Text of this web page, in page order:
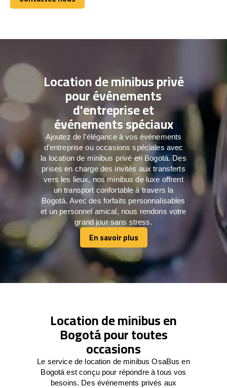
Contactez nous
Location de minibus privé
pour événements
d'entreprise et
événements spéciaux
Ajoutez de l’élégance à vos événements
d’entreprise ou occasions spéciales avec
la location de minibus privé en Bogotá. Des
prises en charge des invités aux transferts
vers les lieux, nos minibus de luxe offrent
un transport confortable à travers la
Bogotá. Avec des forfaits personnalisables
et un personnel amical, nous rendons votre
grand jour sans stress.
En savoir plus
En savoir plus
Location de minibus en
Bogotá pour toutes
occasions
Le service de location de minibus OsaBus en
Bogotá est conçu pour répondre à tous vos
besoins. Des événements privés aux